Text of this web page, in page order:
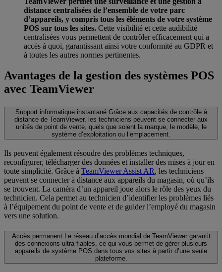
distance centralisées de l’ensemble de votre parc
d’appareils, y compris tous les éléments de votre système
POS sur tous les sites. Cette visibilité et cette audibilité
centralisées vous permettent de contrôler efficacement qui a
accès à quoi, garantissant ainsi votre conformité au GDPR et
à toutes les autres normes pertinentes.
Avantages de la gestion des systèmes POS
avec TeamViewer
Support informatique instantané Grâce aux capacités de contrôle à
distance de TeamViewer, les techniciens peuvent se connecter aux
unités de point de vente, quels que soient la marque, le modèle, le
système d’exploitation ou l’emplacement.
Ils peuvent également résoudre des problèmes techniques,
reconfigurer, télécharger des données et installer des mises à jour en
toute simplicité. Grâce à TeamViewer Assist AR, les techniciens
peuvent se connecter à distance aux appareils du magasin, où qu’ils
se trouvent. La caméra d’un appareil joue alors le rôle des yeux du
technicien. Cela permet au technicien d’identifier les problèmes liés
à l’équipement du point de vente et de guider l’employé du magasin
vers une solution.
Accès permanent
Le réseau d’accès mondial de TeamViewer garantit
des connexions ultra-fiables, ce qui vous permet de gérer plusieurs
appareils de système POS dans tous vos sites à partir d’une seule
plateforme.